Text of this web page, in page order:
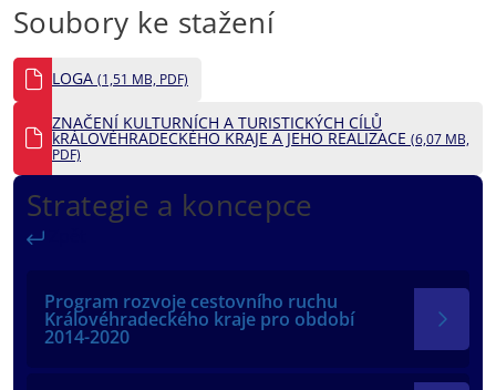
Strategie a koncepce
Program rozvoje cestovního ruchu
Královéhradeckého kraje pro období
2014-2020
Soubory ke stažení
LOGA (1,51 MB, PDF)
ZNAČENÍ KULTURNÍCH A TURISTICKÝCH CÍLŮ
kRÁLOVÉHRADECKÉHO KRAJE A JEHO REALIZACE (6,07 MB,
PDF)